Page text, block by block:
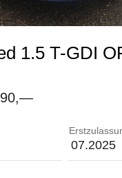
1.5 T-GDI
07.2025